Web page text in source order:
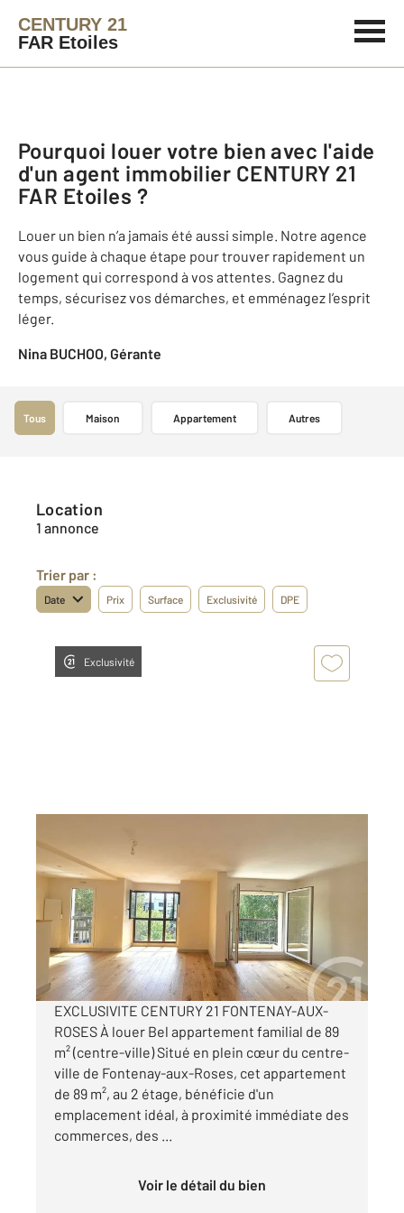
CENTURY 21
FAR Etoiles
Pourquoi louer votre bien avec l'aide
d'un agent immobilier CENTURY 21
FAR Etoiles ?
Louer un bien n’a jamais été aussi simple. Notre agence
vous guide à chaque étape pour trouver rapidement un
logement qui correspond à vos attentes. Gagnez du
temps, sécurisez vos démarches, et emménagez l’esprit
léger.
Nina BUCHOO, Gérante
Tous Maison Appartement Autres
Location
1 annonce
Trier par :
Date Prix Surface Exclusivité DPE
Exclusivité
FONTENAY AUX ROSES 92
89 m
, 4 pièces
Ref : 1019
Appartement F4 à louer
1 866 €
par mois charges comprises
EXCLUSIVITE CENTURY 21 FONTENAY-AUX-
ROSES À louer Bel appartement familial de 89
m² (centre-ville) Situé en plein cœur du centre-
ville de Fontenay-aux-Roses, cet appartement
de 89 m², au 2 étage, bénéficie d'un
emplacement idéal, à proximité immédiate des
commerces, des ...
Voir le détail du bien